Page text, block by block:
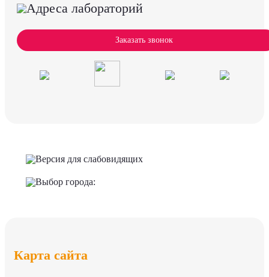
Адреса лабораторий
Заказать звонок
Версия для слабовидящих
Выбор города:
Карта сайта